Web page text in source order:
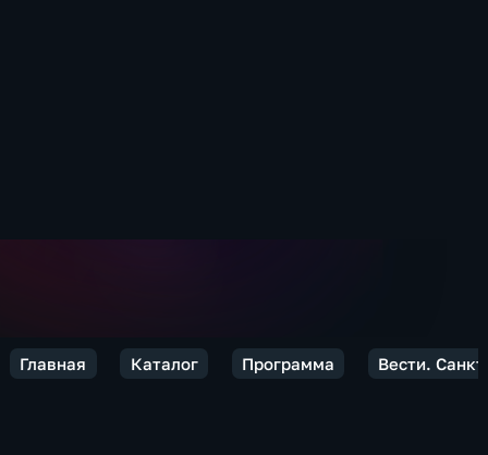
Главная Каталог Программа Вести.